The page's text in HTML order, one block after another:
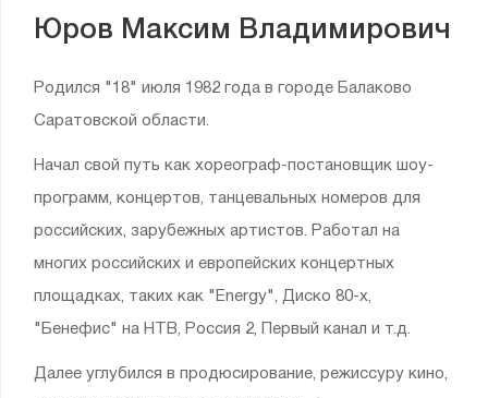
Юров Максим Владимирович
Родился "18" июля 1982 года в городе Балаково
Саратовской области.
Начал свой путь как хореограф-постановщик шоу-
программ, концертов, танцевальных номеров для
российских, зарубежных артистов. Работал на
многих российских и европейских концертных
площадках, таких как "Energy", Диско 80-х,
"Бенефис" на НТВ, Россия 2, Первый канал и т.д.
Далее углубился в продюсирование, режиссуру кино,